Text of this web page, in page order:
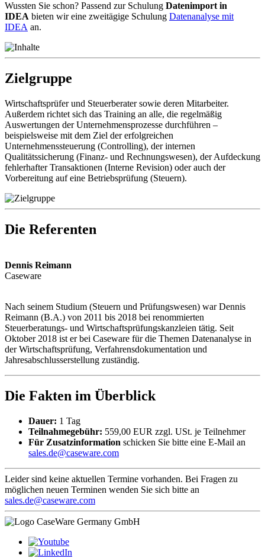
Wussten Sie schon? Passend zur Schulung Datenimport in
IDEA bieten wir eine zweitägige Schulung Datenanalyse mit
IDEA an.
Zielgruppe
Wirtschaftsprüfer und Steuerberater sowie deren Mitarbeiter.
Außerdem richtet sich das Training an alle, die regelmäßig
Auswertungen der Unternehmensprozesse durchführen –
beispielsweise mit dem Ziel der erfolgreichen
Unternehmenssteuerung (Controlling), der internen
Qualitätssicherung (Finanz- und Rechnungswesen), der Aufdeckung
fehlerhafter Transaktionen (Interne Revision) oder auch der
Vorbereitung auf eine Betriebsprüfung (Steuern).
Die Referenten
Dennis Reimann
Caseware
Nach seinem Studium (Steuern und Prüfungswesen) war Dennis
Reimann (B.A.) von 2011 bis 2018 bei renommierten
Steuerberatungs- und Wirtschaftsprüfungskanzleien tätig. Seit
Oktober 2018 ist er bei Caseware für die Themen Datenanalyse in
der Wirtschaftsprüfung, Verfahrensdokumentation und
Jahresabschlusserstellung zuständig.
Die Fakten im Überblick
Dauer: 1 Tag
Teilnahmegebühr: 559,00 EUR zzgl. USt. je Teilnehmer
Für Zusatzinformation schicken Sie bitte eine E-Mail an
sales.de@caseware.com
Leider sind keine aktuellen Termine vorhanden. Bei Fragen zu
möglichen neuen Terminen wenden Sie sich bitte an
sales.de@caseware.com